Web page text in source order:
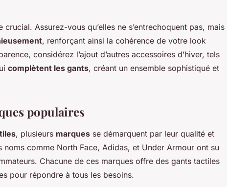
Assurez-vous qu’elles ne s’entrechoquent pas, mais
, renforçant ainsi la cohérence de votre look
considérez l’ajout d’autres accessoires d’hiver, tels
complètent les gants, créant un ensemble sophistiqué et
populaires
, plusieurs marques se démarquent par leur qualité et
noms comme North Face, Adidas, et Under Armour ont su
Chacune de ces marques offre des gants tactiles
pour répondre à tous les besoins.